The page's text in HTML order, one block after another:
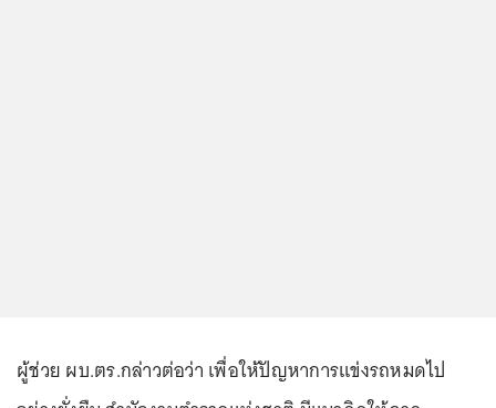
ผู้ช่วย ผบ.ตร.กล่าวต่อว่า เพื่อให้ปัญหาการแข่งรถหมดไป